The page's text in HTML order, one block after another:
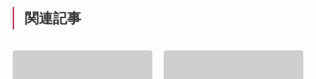
関連記事